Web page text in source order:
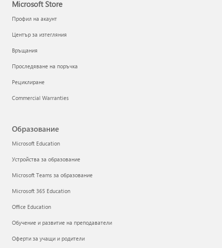
Microsoft Store
Профил на акаунт
Център за изтегляния
Връщания
Проследяване на поръчка
Рециклиране
Commercial Warranties
Образование
Microsoft Education
Устройства за образование
Microsoft Teams за образование
Microsoft 365 Education
Office Education
Обучение и развитие на преподаватели
Оферти за учащи и родители